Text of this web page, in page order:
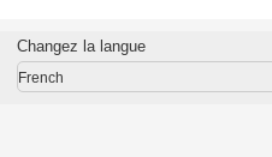
du
mâle
Changez la langue
French